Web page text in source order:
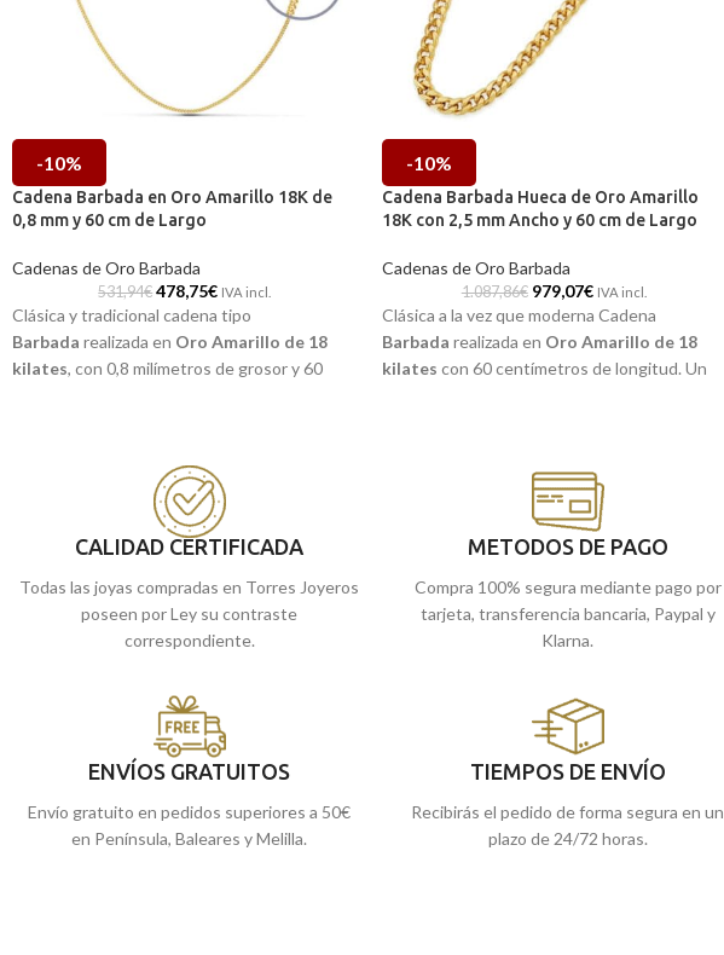
-10%
Cadena Barbada en Oro Amarillo 18K de
0,8 mm y 60 cm de Largo
Cadenas de Oro Barbada
531,94€ 478,75€ IVA incl.
Clásica y tradicional cadena tipo
Barbada realizada en Oro Amarillo de 18
kilates, con 0,8 milímetros de grosor y 60
Puedes encontrarla en nuestras tiendas
, o si la compras online te la
enviamos a casa.
-10%
Cadena Barbada Hueca de Oro Amarillo
18K con 2,5 mm Ancho y 60 cm de Largo
Cadenas de Oro Barbada
1.087,86€ 979,07€ IVA incl.
Clásica a la vez que moderna Cadena
Barbada realizada en Oro Amarillo de 18
kilates con 60 centímetros de longitud. Un
Puedes encontrarla en nuestras tiendas
, o si la compras online te la
enviamos a casa.
CALIDAD CERTIFICADA
Todas las joyas compradas en Torres Joyeros
poseen por Ley su contraste
correspondiente.
METODOS DE PAGO
Compra 100% segura mediante pago por
tarjeta, transferencia bancaria, Paypal y
Klarna.
ENVÍOS GRATUITOS
Envío gratuito en pedidos superiores a 50€
en Península, Baleares y Melilla.
TIEMPOS DE ENVÍO
Recibirás el pedido de forma segura en un
plazo de 24/72 horas.